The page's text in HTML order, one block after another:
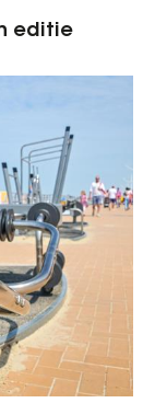
editie